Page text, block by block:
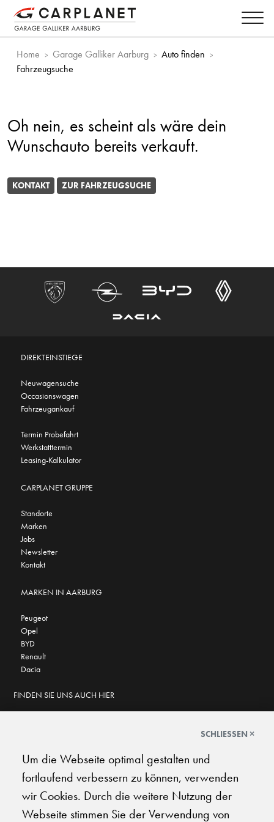
Home Garage Galliker Aarburg
Auto finden
Fahrzeugsuche
Oh nein, es scheint als wäre dein
Wunschauto bereits verkauft.
KONTAKT ZUR FAHRZEUGSUCHE
DIREKTEINSTIEGE
Neuwagensuche
Occasionswagen
Fahrzeugankauf
Termin Probefahrt
Werkstatttermin
Leasing-Kalkulator
CARPLANET GRUPPE
Standorte
Marken
Jobs
Newsletter
Kontakt
MARKEN IN AARBURG
Peugeot
Opel
BYD
Renault
Dacia
FINDEN SIE UNS AUCH HIER
4.6 ★★★★★
★★★★★
SCHLIESSEN ×
Um die Webseite optimal gestalten und
fortlaufend verbessern zu können, verwenden
wir Cookies. Durch die weitere Nutzung der
Webseite stimmen Sie der Verwendung von